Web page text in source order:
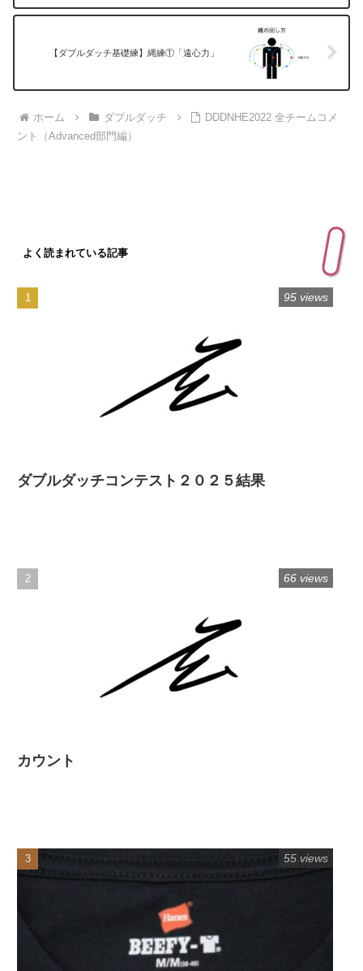
【ダブルダッチ基礎練】縄練①「遠心力」
ホーム ダブルダッチ
DDDNHE2022 全チームコメ
ント（Advanced部門編）
よく読まれている記事
ダブルダッチコンテスト２０２５結果
95 views
カウント
66 views
55 views